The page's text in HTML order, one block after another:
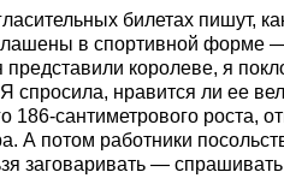
билетах пишут,
в спортивной форме
королеве, я
спросила, нравится ли ее
сантиметрового роста,
А потом работники
заговаривать — спрашивать